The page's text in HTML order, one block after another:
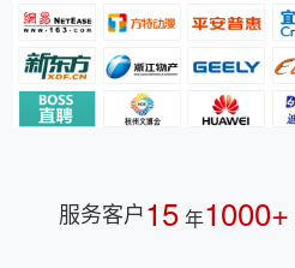
服务客户15 年1000+